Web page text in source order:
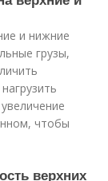
и нижние
грузы,
чтобы
верхних